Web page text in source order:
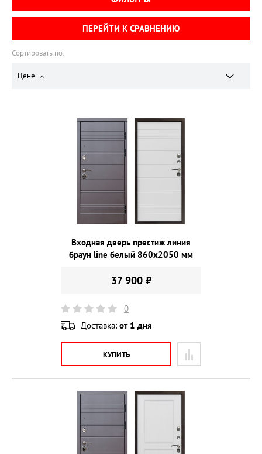
Сортировать по:
Цене
Входная дверь престиж линия
браун line белый 860х2050 мм
37 900 ₽
0
Доставка: от 1 дня
КУПИТЬ
ПЕРЕЙТИ К СРАВНЕНИЮ